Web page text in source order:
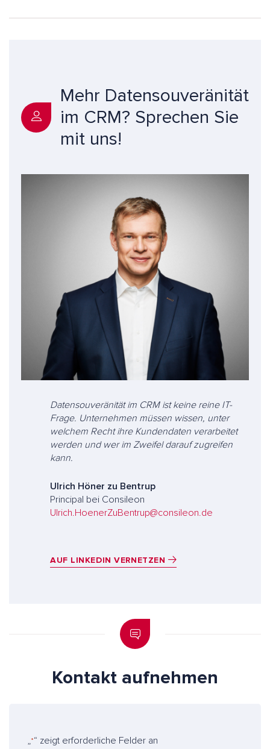
Mehr Datensouveränität
im CRM? Sprechen Sie
mit uns!
Datensouveränität im CRM ist keine reine IT-
Frage. Unternehmen müssen wissen, unter
welchem Recht ihre Kundendaten verarbeitet
werden und wer im Zweifel darauf zugreifen
kann.
Ulrich Höner zu Bentrup
Principal bei Consileon
Ulrich.HoenerZuBentrup@consileon.de
AUF LINKEDIN VERNETZEN
Kontakt aufnehmen
„*“ zeigt erforderliche Felder an